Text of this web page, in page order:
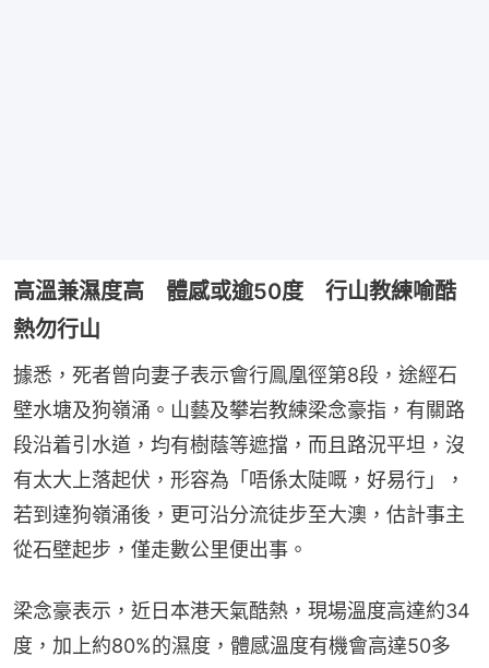
高溫兼濕度高 體感或逾50度 行山教練喻酷
熱勿行山
據悉，死者曾向妻子表示會行鳯凰徑第8段，途經石
壁水塘及狗嶺涌。山藝及攀岩教練梁念豪指，有關路
段沿着引水道，均有樹蔭等遮擋，而且路況平坦，沒
有太大上落起伏，形容為「唔係太陡嘅，好易行」，
若到達狗嶺涌後，更可沿分流徒步至大澳，估計事主
從石壁起步，僅走數公里便出事。
梁念豪表示，近日本港天氣酷熱，現場溫度高達約34
度，加上約80%的濕度，體感溫度有機會高達50多